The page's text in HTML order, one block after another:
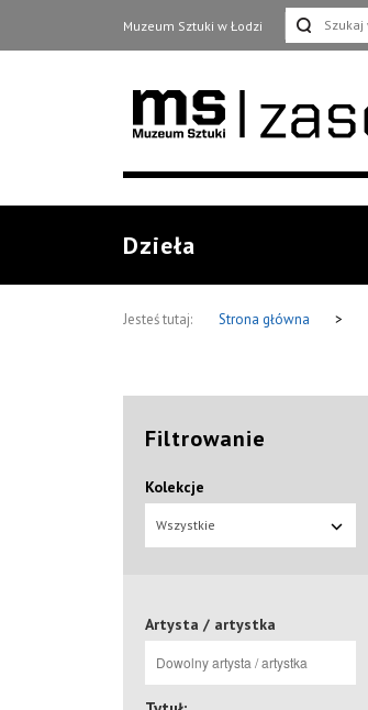
Muzeum Sztuki w Łodzi
Dzieła
Jesteś tutaj: Strona główna >
Filtrowanie
Kolekcje
Wszystkie
Artysta / artystka